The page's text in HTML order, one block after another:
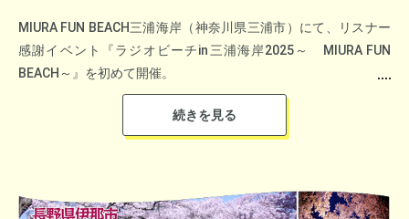
取り組みとなりました。
NPOの運営や古道具店を営みながら子どもたちと一緒に森を守り
育ていく姿が評価されました。
▼ゲストのDa-ICE和田楓（左）とタイムマシーン3号・関 太
（右）
なり25年10月には小松市PRキャンペーンを実施。
MIURA FUN BEACH三浦海岸（神奈川県三浦市）にて、リスナー
感謝イベント『ラジオビーチin三浦海岸2025～ MIURA FUN
BEACH～』を初めて開催。
人気パーソナリティやアナウンサー陣が大集合し、午前９時～午
後２時までの５時間にわたり、ラジオの公開生放送を実施。
三浦海岸は1970年代には400万人を集める人気の海水浴場でした
が、海水浴離れもあり年々観光客が減り続け、23年は8万人まで